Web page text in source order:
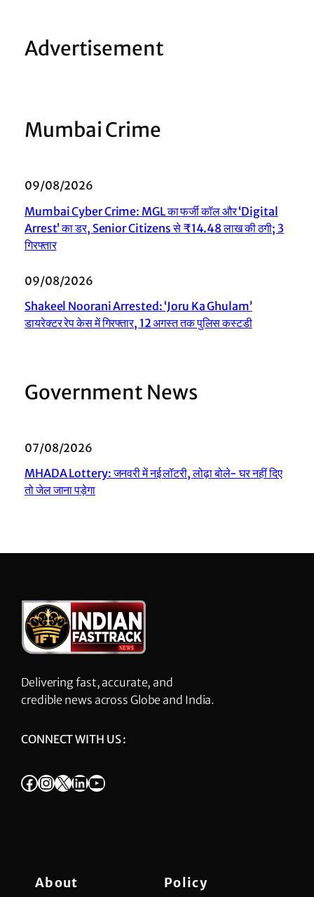
Advertisement
Mumbai Crime
09/08/2026
Mumbai Cyber Crime: MGL का फर्जी कॉल और ‘Digital
Arrest’ का डर, Senior Citizens से ₹14.48 लाख की ठगी; 3
गिरफ्तार
09/08/2026
Shakeel Noorani Arrested: ‘Joru Ka Ghulam’
डायरेक्टर रेप केस में गिरफ्तार, 12 अगस्त तक पुलिस कस्टडी
Government News
07/08/2026
MHADA Lottery: जनवरी में नई लॉटरी, लोढ़ा बोले- घर नहीं दिए
तो जेल जाना पड़ेगा
Delivering fast, accurate, and
credible news across Globe and India.
CONNECT WITH US :
Facebook InstagramX LinkedIn YouTube
About Policy